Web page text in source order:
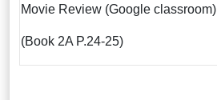
Movie Review (Google classroom)
(Book 2A P.24-25)